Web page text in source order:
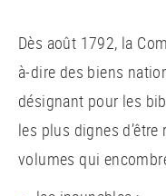
Dès août 1792, la
à-dire des biens
désignant pour les
les plus dignes
volumes qui